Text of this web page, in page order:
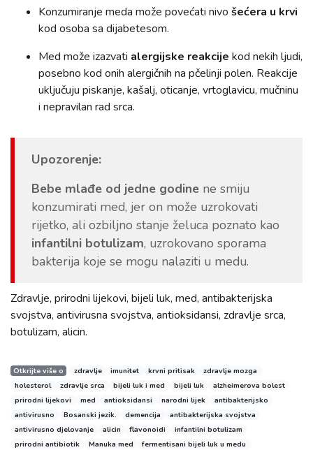
Konzumiranje meda može povećati nivo šećera u krvi
kod osoba sa dijabetesom.
Med može izazvati alergijske reakcije kod nekih ljudi,
posebno kod onih alergičnih na pčelinji polen. Reakcije
uključuju piskanje, kašalj, oticanje, vrtoglavicu, mučninu
i nepravilan rad srca.
Upozorenje:
Bebe mlađe od jedne godine ne smiju
konzumirati med, jer on može uzrokovati
rijetko, ali ozbiljno stanje želuca poznato kao
infantilni botulizam, uzrokovano sporama
bakterija koje se mogu nalaziti u medu.
Zdravlje, prirodni lijekovi, bijeli luk, med, antibakterijska
svojstva, antivirusna svojstva, antioksidansi, zdravlje srca,
botulizam, alicin.
Otkrijte više o zdravlje imunitet krvni pritisak
zdravlje mozga
holesterol
zdravlje srca bijeli luk i med bijeli luk
alzheimerova bolest
prirodni lijekovi
med antioksidansi narodni lijek
antibakterijsko
antivirusno
Bosanski jezik. demencija
antibakterijska svojstva
antivirusno djelovanje
alicin flavonoidi
infantilni botulizam
prirodni antibiotik
Manuka med
fermentisani bijeli luk u medu